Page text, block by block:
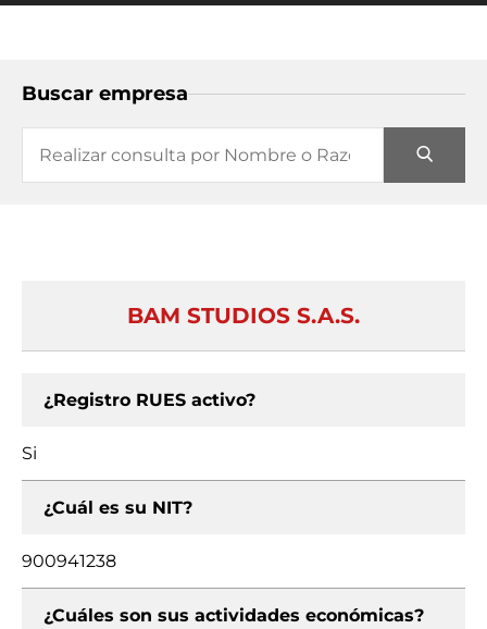
Buscar empresa
BAM STUDIOS S.A.S.
¿Registro RUES activo?
Si
¿Cuál es su NIT?
900941238
¿Cuáles son sus actividades económicas?